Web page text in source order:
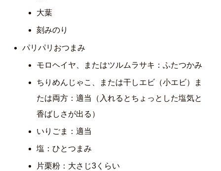
大葉
刻みのり
パリパリおつまみ
モロヘイヤ、またはツルムラサキ：ふたつかみ
ちりめんじゃこ、または干しエビ（小エビ）ま
たは両方：適当（入れるとちょっとした塩気と
香ばしさが出る）
いりごま：適当
塩：ひとつまみ
片栗粉：大さじ3くらい